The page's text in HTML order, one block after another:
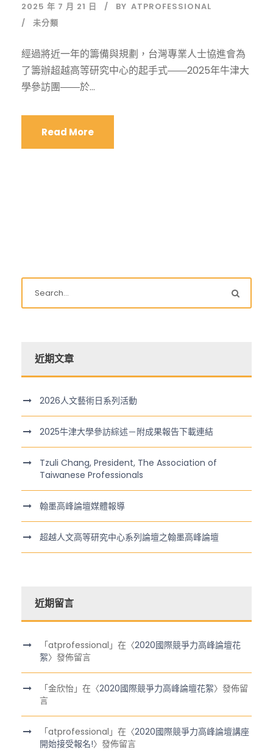
2025 年 7 月 21 日 BY ATPROFESSIONAL
未分類
經過將近一年的籌備與規劃，台灣專業人士協進會為
了籌辦超越高等研究中心的起手式――2025年牛津大
學參訪團――於...
Read More
近期文章
2026人文藝術日系列活動
2025牛津大學參訪綜述－附成果報告下載連結
Tzuli Chang, President, The Association of
Taiwanese Professionals
翰墨高峰論壇媒體報導
超越人文高等研究中心系列論壇之翰墨高峰論壇
近期留言
「atprofessional 」在〈2020國際競爭力高峰論壇花
絮〉發佈留言
「金欣怡 」在〈2020國際競爭力高峰論壇花絮〉發佈留
言
「atprofessional 」在〈2020國際競爭力高峰論壇講座
開始接受報名!〉發佈留言